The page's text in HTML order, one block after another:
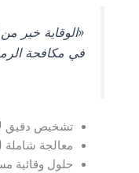
«الوقاية خير من
في مكافحة
تشخيص دقيق
معالجة شاملة
حلول وقائية